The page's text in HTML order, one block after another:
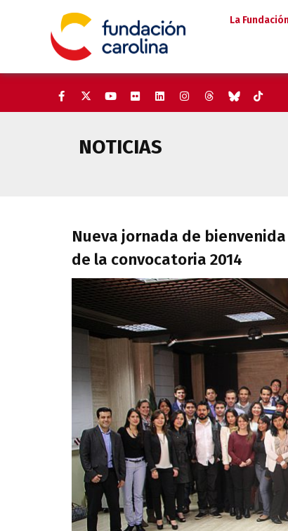
La Fundación
NOTICIAS
Nueva jornada de
de la convocatoria 2014